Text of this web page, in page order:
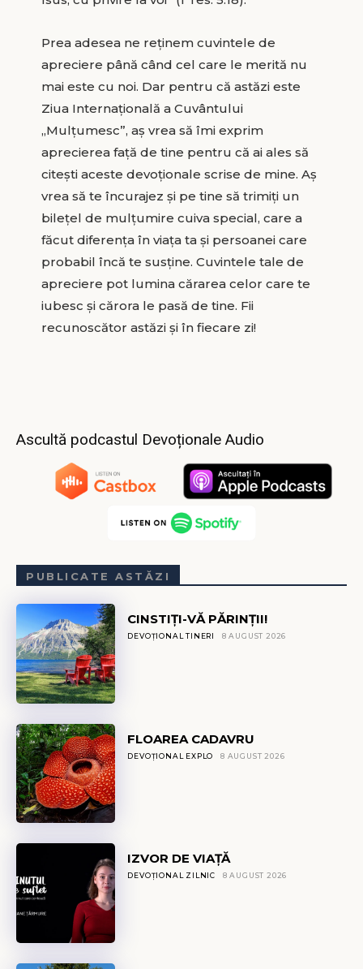
Prea adesea ne reținem cuvintele de
apreciere până când cel care le merită nu
mai este cu noi. Dar pentru că astăzi este
Ziua Internaţională a Cuvântului
„Mulţumesc”, aş vrea să îmi exprim
aprecierea faţă de tine pentru că ai ales să
citeşti aceste devoţionale scrise de mine. Aş
vrea să te încurajez şi pe tine să trimiţi un
bileţel de mulţumire cuiva special, care a
făcut diferenţa în viaţa ta şi persoanei care
probabil încă te susţine. Cuvintele tale de
apreciere pot lumina cărarea celor care te
iubesc şi cărora le pasă de tine. Fii
recunoscător astăzi şi în fiecare zi!
Ascultă podcastul Devoționale Audio
PUBLICATE ASTĂZI
CINSTIȚI-VĂ PĂRINȚII!
DEVOȚIONAL TINERI 8 AUGUST 2026
FLOAREA CADAVRU
DEVOȚIONAL EXPLO 8 AUGUST 2026
IZVOR DE VIAȚĂ
DEVOȚIONAL ZILNIC 8 AUGUST 2026